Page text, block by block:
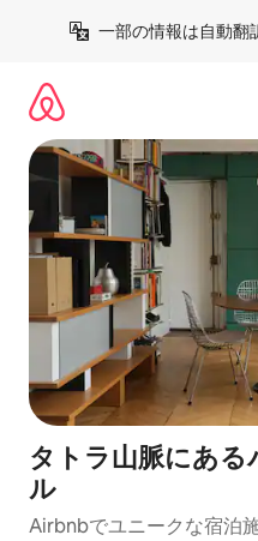
一部の情報は自動翻
タトラ山脈にあ
ル
Airbnbでユニークな宿泊